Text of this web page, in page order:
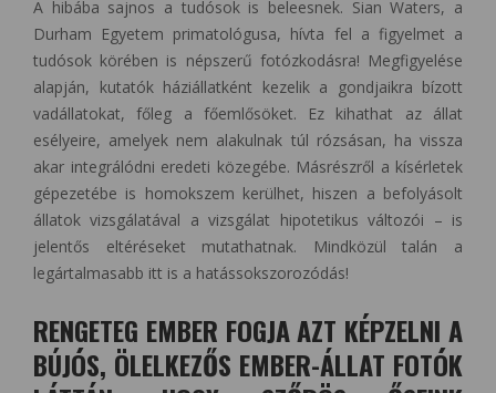
A hibába sajnos a tudósok is beleesnek. Sian Waters, a
Durham Egyetem primatológusa, hívta fel a figyelmet a
tudósok körében is népszerű fotózkodásra! Megfigyelése
alapján, kutatók háziállatként kezelik a gondjaikra bízott
vadállatokat, főleg a főemlősöket. Ez kihathat az állat
esélyeire, amelyek nem alakulnak túl rózsásan, ha vissza
akar integrálódni eredeti közegébe. Másrészről a kísérletek
gépezetébe is homokszem kerülhet, hiszen a befolyásolt
állatok vizsgálatával a vizsgálat hipotetikus változói – is
jelentős eltéréseket mutathatnak. Mindközül talán a
legártalmasabb itt is a hatássokszorozódás!
RENGETEG EMBER FOGJA AZT KÉPZELNI A
BÚJÓS, ÖLELKEZŐS EMBER-ÁLLAT FOTÓK